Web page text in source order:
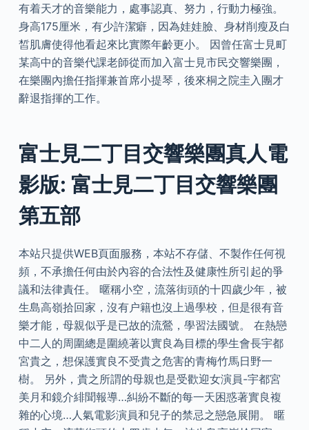
有着天才的音樂能力，處事認真、努力，行動力極強。
身高175厘米，有少許潔癖，因為娃娃臉、身材削瘦及白
皙肌膚使得他看起來比實際年齡更小。 因曾任富士見町
某高中的音樂代課老師從而加入富士見市民交響樂團，
在樂團內擔任指揮兼首席小提琴，後來桐之院圭入團才
辭退指揮的工作。
富士見二丁目交響樂團真人電
影版: 富士見二丁目交響樂團
第五部
本站只提供WEB頁面服務，本站不存儲、不製作任何視
頻，不承擔任何由於內容的合法性及健康性所引起的爭
議和法律責任。 暱稱小空，流落街頭的十四歲少年，被
生島高嶺拾回家，沒有户籍也沒上過學校，但是很有音
樂才能，母親似乎是已故的流鶯，學習法國號。 在熱戀
中二人的周圍總是圍繞著以實良為目標的學生會長宇都
宮貴之，想保護實良不受貴之危害的青梅竹馬日野一
樹。 另外，貴之所謂的母親也是受歡迎女演員-宇都宮
美月和鏡介緋聞報導…糾紛不斷的每一天困惑著實良複
雜的心境…人氣電影演員和兒子的禁忌之戀急展開。 暱